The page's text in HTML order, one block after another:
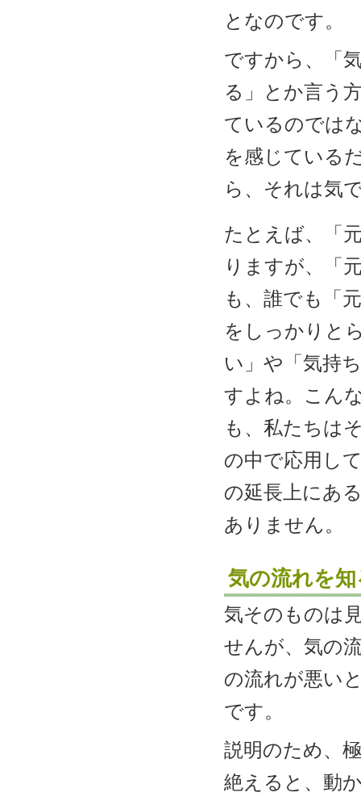
となのです。
ですから、「
る」とか言う
ているのでは
を感じている
ら、それは気
たとえば、「
りますが、「
も、誰でも「
をしっかりと
い」や「気持
すよね。こん
も、私たちは
の中で応用し
の延長上にあ
ありません。
気の流れを
気そのものは
せんが、気の
の流れが悪い
です。
説明のため、
絶えると、動